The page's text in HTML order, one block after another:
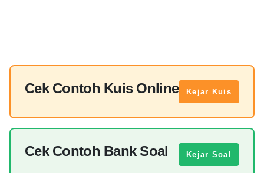
Cek Contoh Kuis Online Kejar Kuis
Cek Contoh Bank Soal Kejar Soal